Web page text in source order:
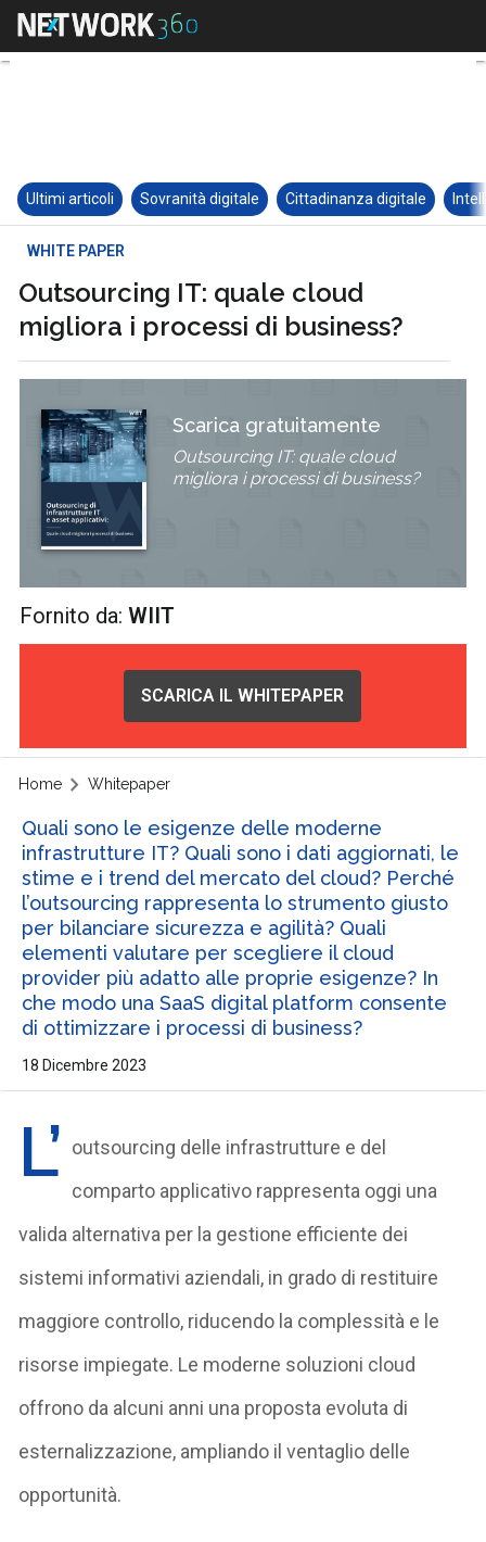
Ultimi articoli Sovranità digitale Cittadinanza digitale
WHITE PAPER
Outsourcing IT: quale cloud
migliora i processi di business?
Scarica gratuitamente
Outsourcing IT: quale cloud
migliora i processi di business?
Fornito da:WIIT
SCARICA IL WHITEPAPER
Home Whitepaper
Quali sono le esigenze delle moderne
infrastrutture IT? Quali sono i dati aggiornati, le
stime e i trend del mercato del cloud? Perché
l’outsourcing rappresenta lo strumento giusto
per bilanciare sicurezza e agilità? Quali
elementi valutare per scegliere il cloud
provider più adatto alle proprie esigenze? In
che modo una SaaS digital platform consente
di ottimizzare i processi di business?
18 Dicembre 2023
L’ outsourcing delle infrastrutture e del
comparto applicativo rappresenta oggi una
valida alternativa per la gestione efficiente dei
sistemi informativi aziendali, in grado di restituire
maggiore controllo, riducendo la complessità e le
risorse impiegate. Le moderne soluzioni cloud
offrono da alcuni anni una proposta evoluta di
esternalizzazione, ampliando il ventaglio delle
opportunità.